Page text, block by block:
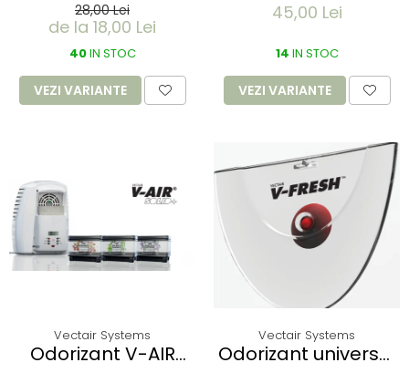
LIGHT - Vinyl clear -
calitate light fara
pudra - marime XL
- 100 buc
28,00 Lei
de la 18,00 Lei
40IN STOC
VEZI VARIANTE
WISTERIA
45,00 Lei
14 IN STOC
VEZI VARIANTE
Vectair Systems
Odorizant V-AIR
Vectair Systems
Odorizant universal